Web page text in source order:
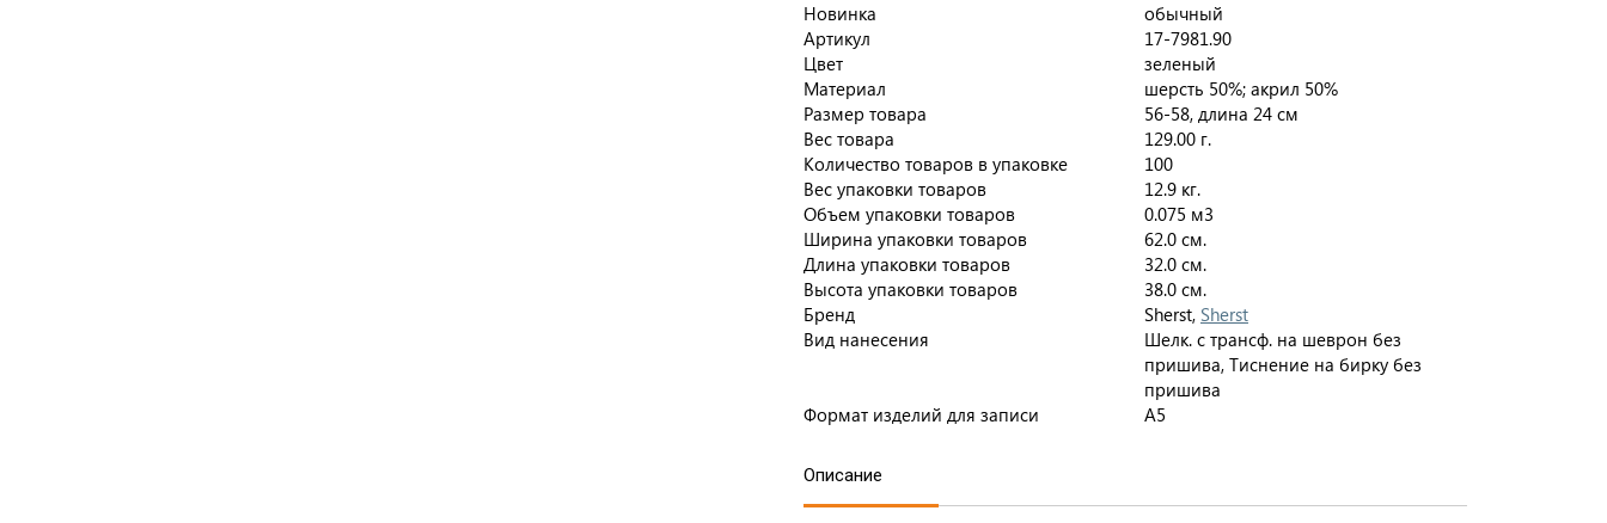
Новинка
обычный
Артикул
17-7981.90
Цвет
зеленый
Материал
шерсть 50%; акрил 50%
Размер товара
56-58, длина 24 см
Вес товара
129.00 г.
Количество товаров в упаковке
100
Вес упаковки товаров
12.9 кг.
Объем упаковки товаров
0.075 м3
Ширина упаковки товаров
62.0 см.
Длина упаковки товаров
32.0 см.
Высота упаковки товаров
38.0 см.
Бренд
Sherst, Sherst
Вид нанесения
Шелк. с трансф. на шеврон без
пришива, Тиснение на бирку без
пришива
Формат изделий для записи
A5
Описание